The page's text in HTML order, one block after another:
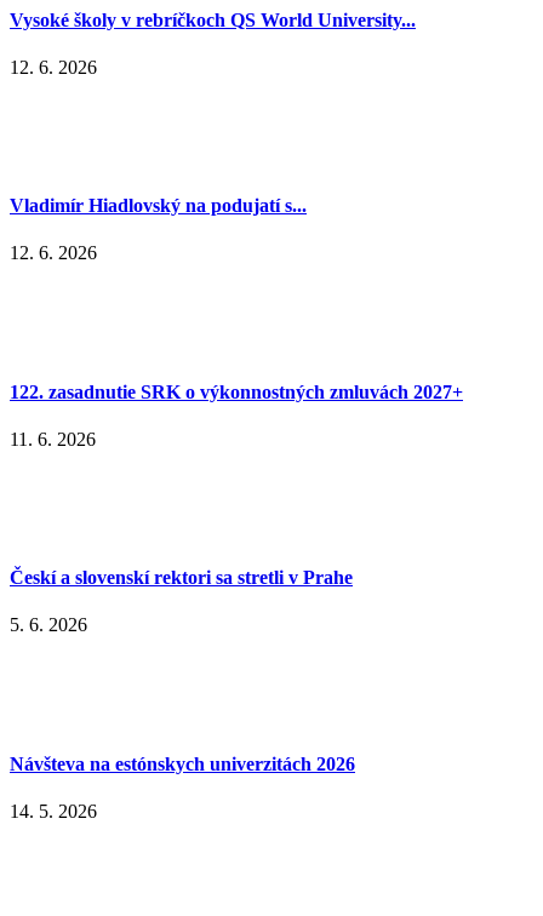
Vysoké školy v rebríčkoch QS World University...
12. 6. 2026
Vladimír Hiadlovský na podujatí s...
12. 6. 2026
122. zasadnutie SRK o výkonnostných zmluvách 2027+
11. 6. 2026
Českí a slovenskí rektori sa stretli v Prahe
5. 6. 2026
Návšteva na estónskych univerzitách 2026
14. 5. 2026